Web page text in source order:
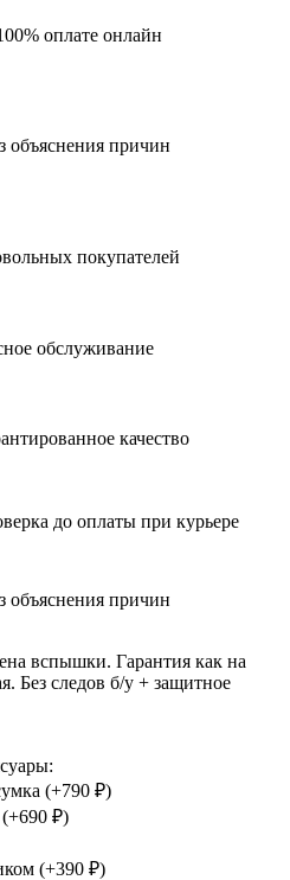
оплате онлайн
объяснения причин
покупателей
обслуживание
качество
до оплаты при курьере
объяснения причин
вспышки. Гарантия как на
Без следов б/у + защитное
(+790 ₽)
690 ₽)
(+390 ₽)